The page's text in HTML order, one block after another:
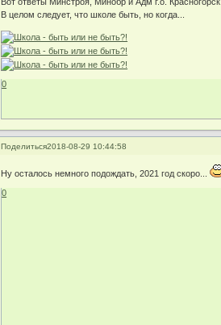
В целом следует, что школе быть, но когда...
0
Поделиться2018-08-29 10:44:58
Ну осталось немного подождать, 2021 год скоро...
0